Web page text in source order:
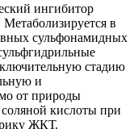
ингибитор
в
сульфонамидных
стадию
и
от природы
кислоты при
ЖКТ.